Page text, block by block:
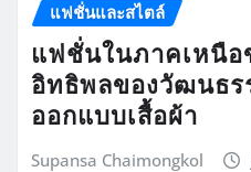
แฟชั่นและสไตล์
แฟชั่นในภาคเหนือ
อิทธิพลของวัฒนธร
ออกแบบเสื้อผ้า
Supansa Chaimongkol